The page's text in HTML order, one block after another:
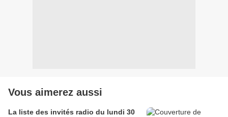
Vous aimerez aussi
La liste des invités radio du lundi 30